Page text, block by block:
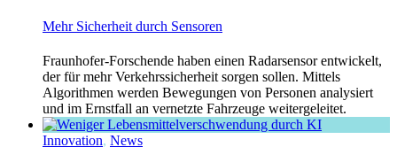
Mehr Sicherheit durch Sensoren
Fraunhofer-Forschende haben einen Radarsensor entwickelt,
der für mehr Verkehrssicherheit sorgen sollen. Mittels
Algorithmen werden Bewegungen von Personen analysiert
und im Ernstfall an vernetzte Fahrzeuge weitergeleitet.
Innovation, News